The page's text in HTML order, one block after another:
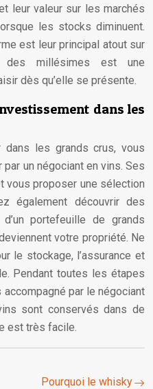
leur valeur sur les marchés
les stocks diminuent.
est leur principal atout sur
des millésimes est une
dès qu’elle se présente.
dans les
les grands crus, vous
un négociant en vins. Ses
vous proposer une sélection
également découvrir des
portefeuille de grands
votre propriété. Ne
le stockage, l’assurance et
Pendant toutes les étapes
par le négociant
sont conservés dans de
est très facile.
Pourquoi le whisky